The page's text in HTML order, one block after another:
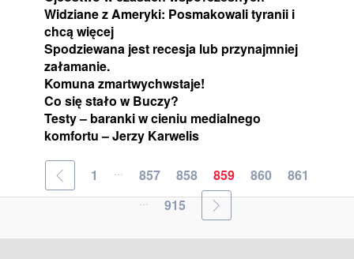
Widziane z Ameryki: Posmakowali tyranii i
chcą więcej
Spodziewana jest recesja lub przynajmniej
załamanie.
Komuna zmartwychwstaje!
Co się stało w Buczy?
Testy – baranki w cieniu medialnego
komfortu – Jerzy Karwelis
1 ... 857 858 859 860 861
... 915